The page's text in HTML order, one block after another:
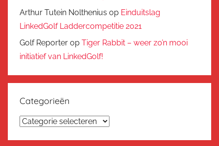
Arthur Tutein Nolthenius op Einduitslag
LinkedGolf Laddercompetitie 2021
Golf Reporter op Tiger Rabbit – weer zo’n mooi
initiatief van LinkedGolf!
Categorieën
Categorieën